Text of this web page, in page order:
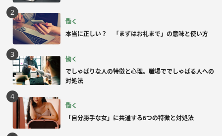
働く
本当に正しい？ 「まずはお礼まで」の意味と使い方
働く
でしゃばりな人の特徴と心理。職場ででしゃばる人への
対処法
働く
「自分勝手な女」に共通する6つの特徴と対処法